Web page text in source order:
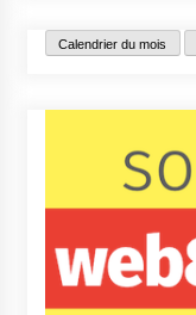
Calendrier du mois